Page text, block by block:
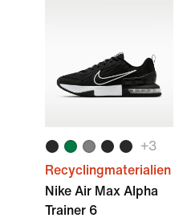
+3
Recyclingmaterialien
Nike Air Max Alpha
Trainer 6